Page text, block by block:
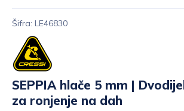
Šifra: LE46830
SEPPIA hlače 5 mm |
za ronjenje na dah